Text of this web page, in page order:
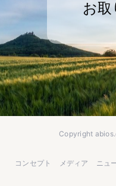
お取
Copyright
コンセプト メディア ニュ